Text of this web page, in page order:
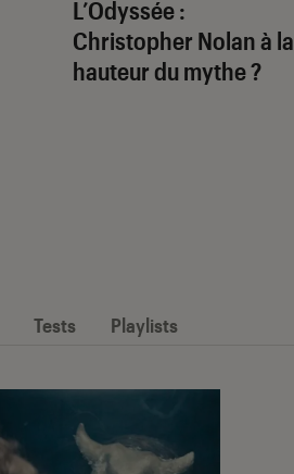
L’Odyssée:
Christopher Nolan à la
hauteur du mythe ?
Tests Playlists